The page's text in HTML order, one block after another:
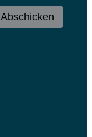
Abschicken